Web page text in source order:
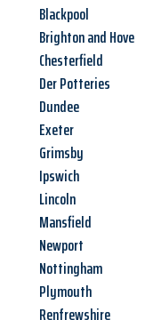
Blackpool
Brighton and Hove
Chesterfield
Der Potteries
Dundee
Exeter
Grimsby
Ipswich
Lincoln
Mansfield
Newport
Nottingham
Plymouth
Renfrewshire